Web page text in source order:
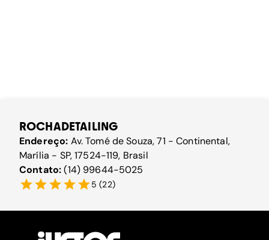
ROCHADETAILING
Endereço: Av. Tomé de Souza, 71 - Continental,
Marília - SP, 17524-119, Brasil
Contato:(14) 99644-5025
5 (22)